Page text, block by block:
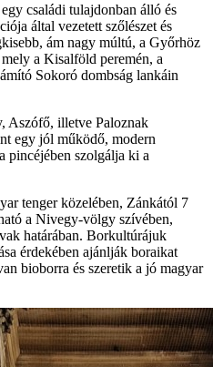
családi tulajdonban álló és
által vezetett szőlészet és
ám nagy múltú, a Győrhöz
a Kisalföld peremén, a
Sokoró dombság lankáin
Aszófő, illetve Paloznak
egy jól működő, modern
pincéjében szolgálja ki a
tenger közelében, Zánkától 7
a Nivegy-völgy szívében,
határában. Borkultúrájuk
érdekében ajánlják boraikat
bioborra és szeretik a jó magyar